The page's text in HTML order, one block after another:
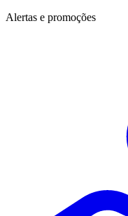
Alertas e promoções